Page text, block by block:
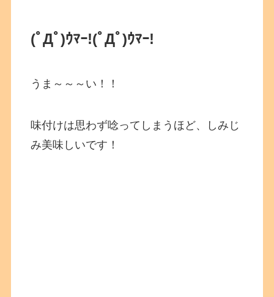
(ﾟДﾟ)ｳﾏｰ!(ﾟДﾟ)ｳﾏｰ!
うま～～～い！！
味付けは思わず唸ってしまうほど、しみじ
み美味しいです！